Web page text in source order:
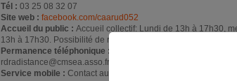
Tél : 03 25 08 32 07
Site web : facebook.com/caarud052
Accueil du public : Accueil collectif: Lundi de 13h à 17h30,
13h à 17h30. Possibilité de rendez-vous individuel en dehors
Permanence téléphonique :
Réduction des risques à
rdradistance@cmsea.asso.fr / Envoi de matériel de
Service mobile : Contact au 07 68 02 36 24. Se déplace à la